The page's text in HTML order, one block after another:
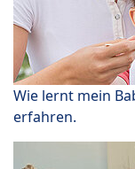
Wie lernt mein
erfahren.